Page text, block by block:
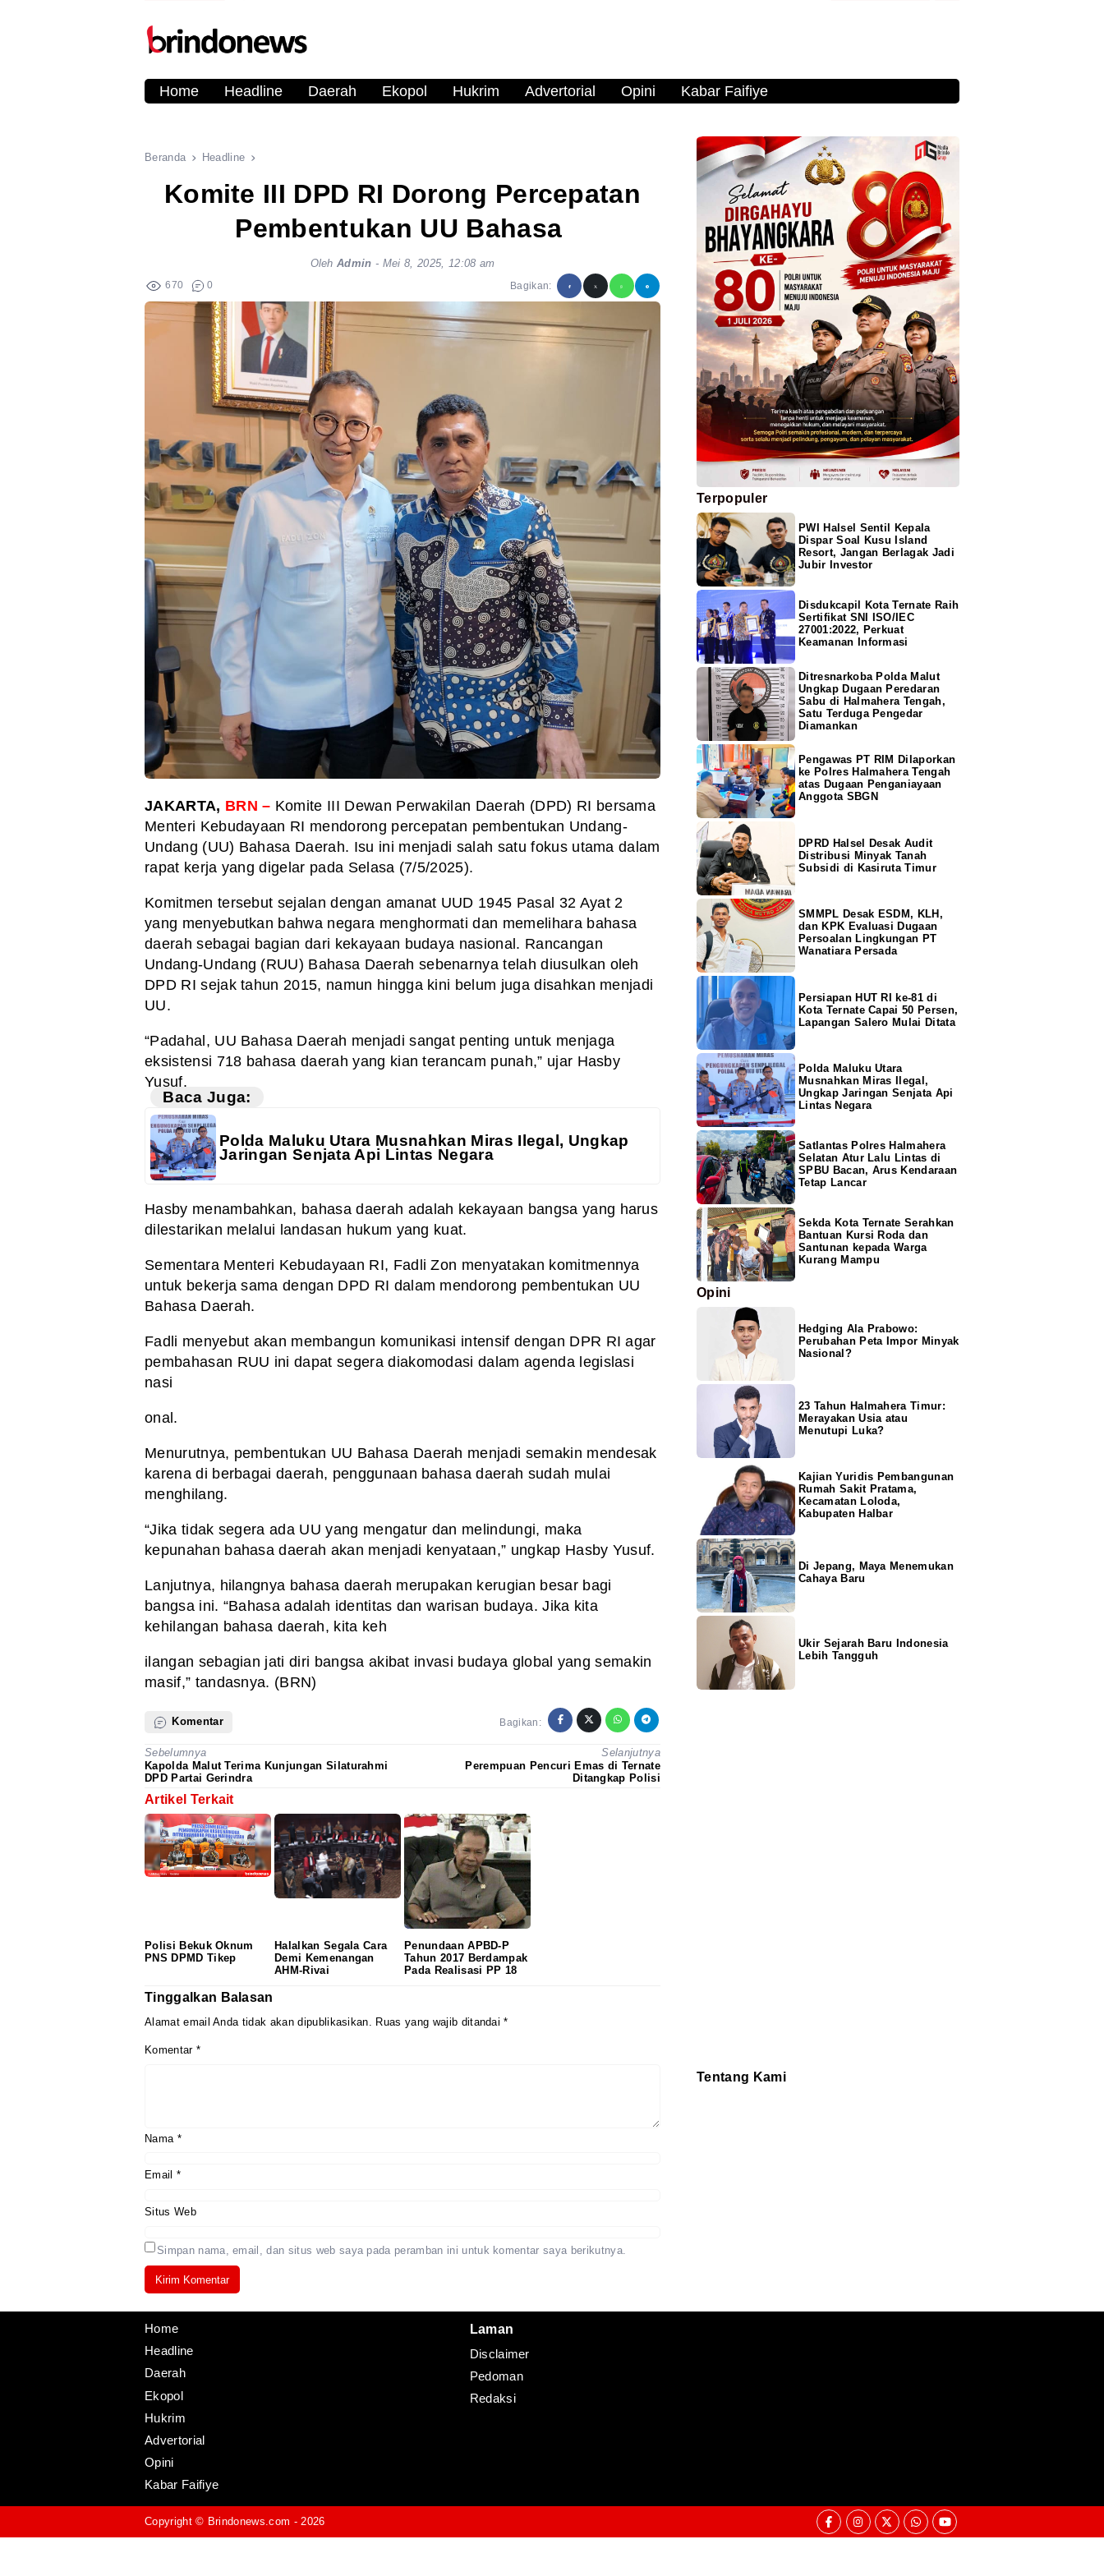
Home Headline Daerah Ekopol Hukrim Advertorial Opini Kabar Faifiye
Beranda Headline
Komite III DPD RI Dorong Percepatan
Pembentukan UU Bahasa
OlehAdmin - Mei 8, 2025, 12:08 am
670 0 Bagikan:
JAKARTA, BRN – Komite III Dewan Perwakilan Daerah (DPD) RI bersama
Menteri Kebudayaan RI mendorong percepatan pembentukan Undang-
Undang (UU) Bahasa Daerah. Isu ini menjadi salah satu fokus utama dalam
rapat kerja yang digelar pada Selasa (7/5/2025).
Komitmen tersebut sejalan dengan amanat UUD 1945 Pasal 32 Ayat 2
yang menyebutkan bahwa negara menghormati dan memelihara bahasa
daerah sebagai bagian dari kekayaan budaya nasional. Rancangan
Undang-Undang (RUU) Bahasa Daerah sebenarnya telah diusulkan oleh
DPD RI sejak tahun 2015, namun hingga kini belum juga disahkan menjadi
UU.
“Padahal, UU Bahasa Daerah menjadi sangat penting untuk menjaga
eksistensi 718 bahasa daerah yang kian terancam punah,” ujar Hasby
Yusuf.
Baca Juga:
Polda Maluku Utara Musnahkan Miras Ilegal, Ungkap
Jaringan Senjata Api Lintas Negara
Hasby menambahkan, bahasa daerah adalah kekayaan bangsa yang harus
dilestarikan melalui landasan hukum yang kuat.
Sementara Menteri Kebudayaan RI, Fadli Zon menyatakan komitmennya
untuk bekerja sama dengan DPD RI dalam mendorong pembentukan UU
Bahasa Daerah.
Fadli menyebut akan membangun komunikasi intensif dengan DPR RI agar
pembahasan RUU ini dapat segera diakomodasi dalam agenda legislasi
nasi
onal.
Menurutnya, pembentukan UU Bahasa Daerah menjadi semakin mendesak
karena di berbagai daerah, penggunaan bahasa daerah sudah mulai
menghilang.
“Jika tidak segera ada UU yang mengatur dan melindungi, maka
kepunahan bahasa daerah akan menjadi kenyataan,” ungkap Hasby Yusuf.
Lanjutnya, hilangnya bahasa daerah merupakan kerugian besar bagi
bangsa ini. “Bahasa adalah identitas dan warisan budaya. Jika kita
kehilangan bahasa daerah, kita keh
ilangan sebagian jati diri bangsa akibat invasi budaya global yang semakin
masif,” tandasnya. (BRN)
Komentar Bagikan:
Sebelumnya
Kapolda Malut Terima Kunjungan Silaturahmi
DPD Partai Gerindra
Selanjutnya
Perempuan Pencuri Emas di Ternate
Ditangkap Polisi
Artikel Terkait
Polisi Bekuk Oknum
PNS DPMD Tikep
Halalkan Segala Cara
Demi Kemenangan
AHM-Rivai
Penundaan APBD-P
Tahun 2017 Berdampak
Pada Realisasi PP 18
Tinggalkan Balasan
Alamat email Anda tidak akan dipublikasikan. Ruas yang wajib ditandai*
Komentar *
Nama *
Email *
Situs Web
Simpan nama, email, dan situs web saya pada peramban ini untuk komentar saya berikutnya.
Terpopuler
PWI Halsel Sentil Kepala
Dispar Soal Kusu Island
Resort, Jangan Berlagak Jadi
Jubir Investor
Disdukcapil Kota Ternate Raih
Sertifikat SNI ISO/IEC
27001:2022, Perkuat
Keamanan Informasi
Ditresnarkoba Polda Malut
Ungkap Dugaan Peredaran
Sabu di Halmahera Tengah,
Satu Terduga Pengedar
Diamankan
Pengawas PT RIM Dilaporkan
ke Polres Halmahera Tengah
atas Dugaan Penganiayaan
Anggota SBGN
DPRD Halsel Desak Audit
Distribusi Minyak Tanah
Subsidi di Kasiruta Timur
SMMPL Desak ESDM, KLH,
dan KPK Evaluasi Dugaan
Persoalan Lingkungan PT
Wanatiara Persada
Persiapan HUT RI ke-81 di
Kota Ternate Capai 50 Persen,
Lapangan Salero Mulai Ditata
Polda Maluku Utara
Musnahkan Miras Ilegal,
Ungkap Jaringan Senjata Api
Lintas Negara
Satlantas Polres Halmahera
Selatan Atur Lalu Lintas di
SPBU Bacan, Arus Kendaraan
Tetap Lancar
Sekda Kota Ternate Serahkan
Bantuan Kursi Roda dan
Santunan kepada Warga
Kurang Mampu
Opini
Hedging Ala Prabowo:
Perubahan Peta Impor Minyak
Nasional?
23 Tahun Halmahera Timur:
Merayakan Usia atau
Menutupi Luka?
Kajian Yuridis Pembangunan
Rumah Sakit Pratama,
Kecamatan Loloda,
Kabupaten Halbar
Di Jepang, Maya Menemukan
Cahaya Baru
Ukir Sejarah Baru Indonesia
Lebih Tangguh
Tentang Kami
Home
Headline
Daerah
Ekopol
Hukrim
Advertorial
Opini
Kabar Faifiye
Laman
Disclaimer
Pedoman
Redaksi
Copyright © Brindonews.com - 2026